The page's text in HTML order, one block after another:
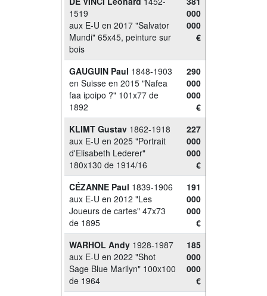
1519
aux E-U en 2017 "Salvator
Mundi" 65x45, peinture sur
bois
000
000
€
GAUGUIN Paul 1848-1903
en Suisse en 2015 "Nafea
faa ipoipo ?" 101x77 de
1892
290
000
000
€
KLIMT Gustav 1862-1918
aux E-U en 2025 "Portrait
d'Elisabeth Lederer"
180x130 de 1914/16
227
000
000
€
CÉZANNE Paul 1839-1906
aux E-U en 2012 "Les
Joueurs de cartes" 47x73
de 1895
191
000
000
€
WARHOL Andy 1928-1987
aux E-U en 2022 "Shot
Sage Blue Marilyn" 100x100
de 1964
185
000
000
€